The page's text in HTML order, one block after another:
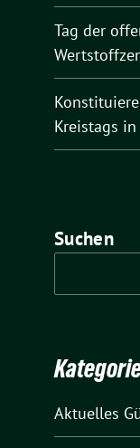
Tag der
Kreistags
Suchen
Aktuelles